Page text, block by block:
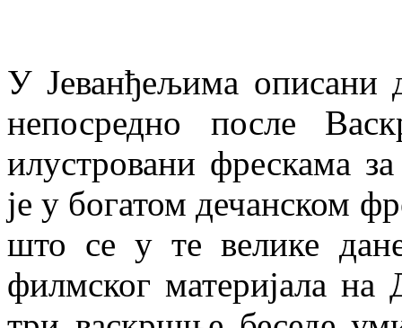
У Јеванђељима описани
непосредно после
илустровани фрескама
је у богатом дечанском
што се у те велике
филмског материјала